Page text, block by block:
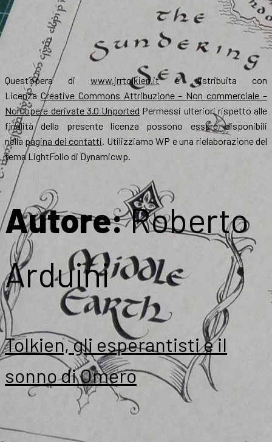
Quest’opera diwww.jrrtolkien.itè distribuita con
Licenza Creative Commons Attribuzione – Non commerciale –
Non opere derivate 3.0 Unported Permessi ulteriori rispetto alle
finalità della presente licenza possono essere disponibili
nella pagina dei contatti. Utilizziamo WP e una rielaborazione del
tema LightFolio di Dynamicwp.
Autore:Roberto
Arduini
Tolkien, gli esperantisti e il
sonno di Omero